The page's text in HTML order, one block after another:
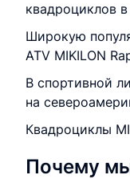
квадроциклов
Широкую
ATV MIKILON
В спортивной
на
Квадроциклы
Почему